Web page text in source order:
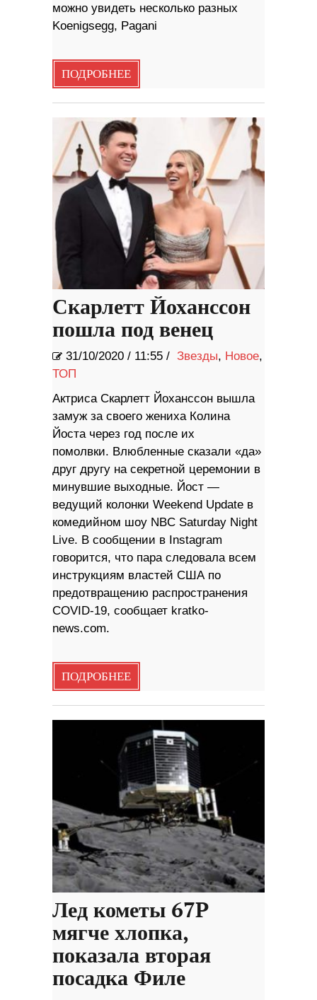
можно увидеть несколько разных
Koenigsegg, Pagani
ПОДРОБНЕЕ
Скарлетт Йоханссон
пошла под венец
31/10/2020 / 11:55 / Звезды, Новое,
ТОП
Актриса Скарлетт Йоханссон вышла
замуж за своего жениха Колина
Йоста через год после их
помолвки. Влюбленные сказали «да»
друг другу на секретной церемонии в
минувшие выходные. Йост —
ведущий колонки Weekend Update в
комедийном шоу NBC Saturday Night
Live. В сообщении в Instagram
говорится, что пара следовала всем
инструкциям властей США по
предотвращению распространения
COVID-19, сообщает kratko-
news.com.
ПОДРОБНЕЕ
Лед кометы 67P
мягче хлопка,
показала вторая
посадка Филе